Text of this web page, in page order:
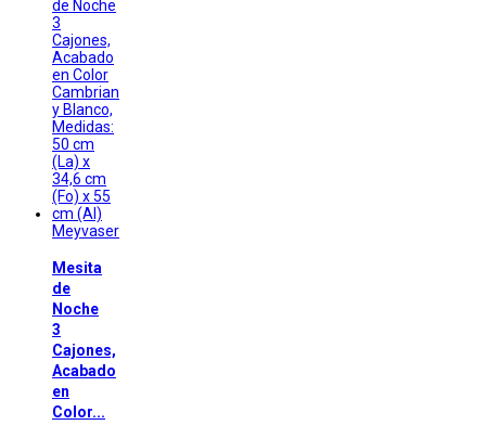
Meyvaser
Mesita
de
Noche
3
Cajones,
Acabado
en
Color...